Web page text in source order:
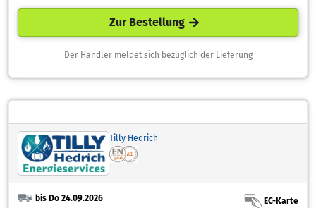
Zur Bestellung
Der Händler meldet sich bezüglich der Lieferung
Tilly Hedrich
bis Do 24.09.2026
EC-Karte